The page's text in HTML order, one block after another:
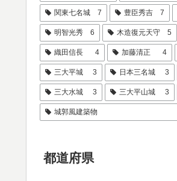
関東七名城 7 豊臣秀吉 7
明智光秀 6 木造復元天守 5
織田信長 4 加藤清正 4
三大平城 3 日本三名城 3
三大水城 3 三大平山城 3
城郭風建築物
都道府県